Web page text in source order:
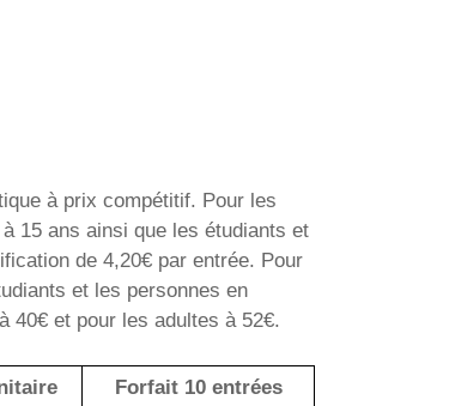
à prix compétitif. Pour les
15 ans ainsi que les étudiants et
de 4,20€ par entrée. Pour
et les personnes en
40€ et pour les adultes à 52€.
Forfait 10 entrées